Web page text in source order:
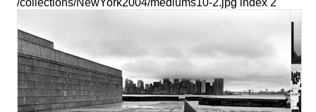
/collections/NewYork2004/mediums10-2.jpg index 2